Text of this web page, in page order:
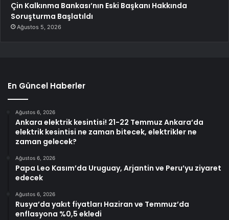
Çin Kalkınma Bankası’nın Eski Başkanı Hakkında
Soruşturma Başlatıldı
Ağustos 5, 2026
En Güncel Haberler
Ağustos 6, 2026
Ankara elektrik kesintisi! 21-22 Temmuz Ankara’da
elektrik kesintisi ne zaman bitecek, elektrikler ne
zaman gelecek?
Ağustos 6, 2026
Papa Leo Kasım’da Uruguay, Arjantin ve Peru’yu ziyaret
edecek
Ağustos 6, 2026
Rusya’da yakıt fiyatları Haziran ve Temmuz’da
enflasyona %0,5 ekledi